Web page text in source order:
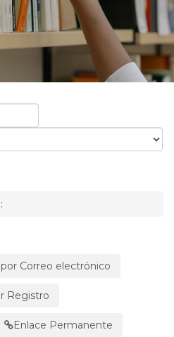
Correo electrónico
Registro
Enlace Permanente